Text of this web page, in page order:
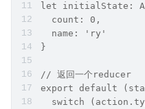
let initialState:
  count: 0,
  name: 'ry'
}
// 返回一个reducer
export default
switch